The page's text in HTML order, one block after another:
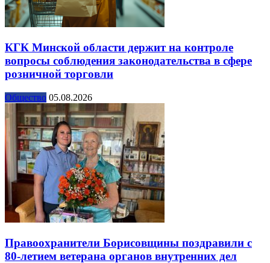
КГК Минской области держит на контроле
вопросы соблюдения законодательства в сфере
розничной торговли
Общество 05.08.2026
Правоохранители Борисовщины поздравили с
80-летием ветерана органов внутренних дел